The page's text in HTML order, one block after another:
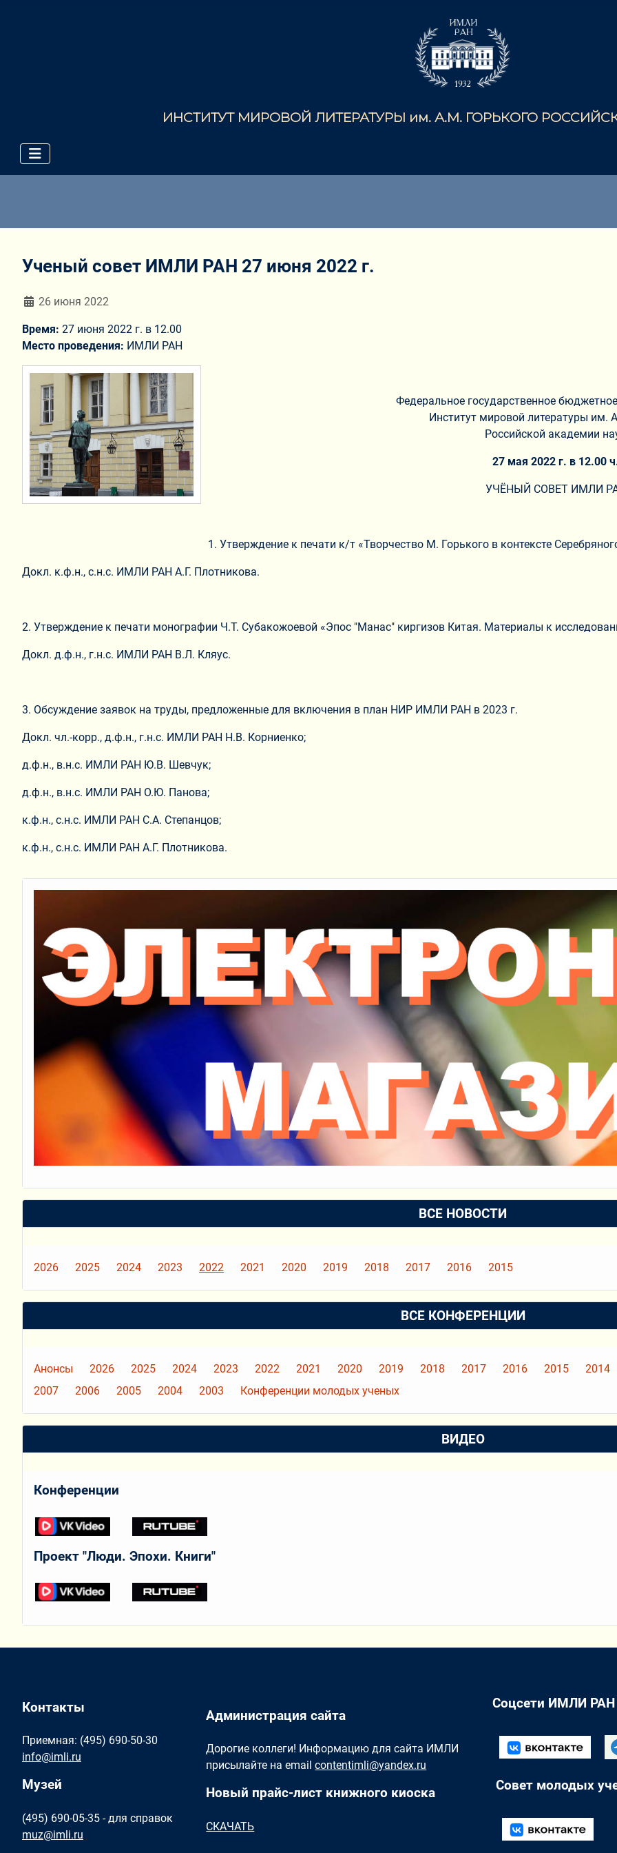
ИНСТИТУТ МИРОВОЙ ЛИТЕРАТУРЫ им. А.М. ГОРЬКОГО
Ученый совет ИМЛИ РАН 27 июня 2022 г.
Информация о материале
26 июня 2022
Время: 27 июня 2022 г. в 12.00
Место проведения: ИМЛИ РАН
Федеральное государственное
Институт мировой литературы им.
Российской академии
27 мая 2022 г. в 12.00
УЧЁНЫЙ СОВЕТ ИМЛИ
1. Утверждение к печати к/т «Творчество М. Горького в контексте
Докл. к.ф.н., с.н.с. ИМЛИ РАН А.Г. Плотникова.
2. Утверждение к печати монографии Ч.Т. Субакожоевой «Эпос "Манас" киргизов Китая. Материалы к
Докл. д.ф.н., г.н.с. ИМЛИ РАН В.Л. Кляус.
3. Обсуждение заявок на труды, предложенные для включения в план НИР ИМЛИ РАН в 2023 г.
Докл. чл.-корр., д.ф.н., г.н.с. ИМЛИ РАН Н.В. Корниенко;
д.ф.н., в.н.с. ИМЛИ РАН Ю.В. Шевчук;
д.ф.н., в.н.с. ИМЛИ РАН О.Ю. Панова;
к.ф.н., с.н.с. ИМЛИ РАН С.А. Степанцов;
к.ф.н., с.н.с. ИМЛИ РАН А.Г. Плотникова.
ВСЕ НОВОСТИ
2026 2025 2024 2023 2022 2021 2020 2019 2018 2017 2016 2015
ВСЕ КОНФЕРЕНЦИИ
Анонсы 2026 2025 2024 2023 2022 2021 2020 2019 2018 2017 2016 2015
2014
2007
2006 2005 2004 2003 Конференции молодых ученых
ВИДЕО
Конференции
Проект "Люди. Эпохи. Книги"
Контакты
Приемная: (495) 690-50-30
info@imli.ru
Музей
(495) 690-05-35 - для справок
muz@imli.ru
Администрация сайта
Дорогие коллеги! Информацию для сайта ИМЛИ
присылайте на emailcontentimli@yandex.ru
Новый прайс-лист книжного киоска
СКАЧАТЬ
Соцсети ИМЛИ РАН
Совет молодых